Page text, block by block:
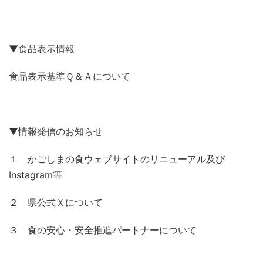
▼食品表示情報
食品表示基準Ｑ＆Ａについて
▼情報発信のお知らせ
１ かごしまの食ウェブサイトのリニューアル及び
Instagram等
２ 県公式Ｘについて
３ 食の安心・安全推進パートナーについて